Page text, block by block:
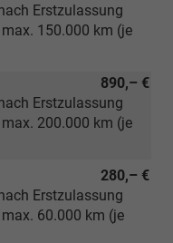
Erstzulassung
150.000 km (je
890,– €
Erstzulassung
200.000 km (je
280,– €
Erstzulassung
60.000 km (je